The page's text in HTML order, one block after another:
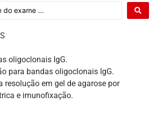
oligoclonais IgG.
para bandas oligoclonais IgG.
resolução em gel de agarose por
e imunofixação.